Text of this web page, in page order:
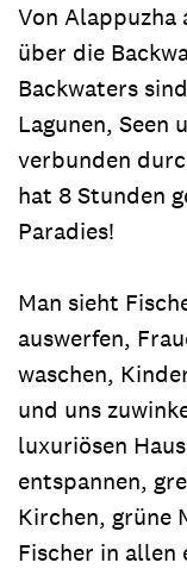
Von Alappuzha
über die
Backwaters
Lagunen, Seen
verbunden
hat 8 Stunden
Paradies!
Man sieht
auswerfen,
waschen,
und uns
luxuriösen
entspannen,
Kirchen, grüne
Fischer in allen